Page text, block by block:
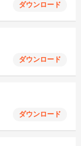
ダウンロード
ダウンロード
ダウンロード